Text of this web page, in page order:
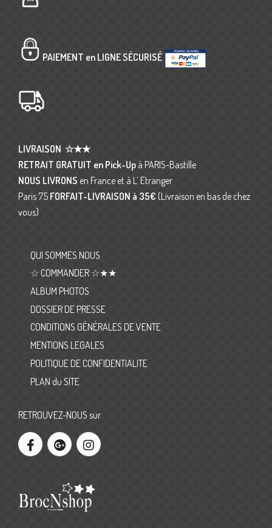
PAIEMENT en LIGNE SÉCURISÉ
LIVRAISON ☆★★
RETRAIT GRATUIT en Pick-Up à PARIS-Bastille
NOUS LIVRONS en France et à L’ Etranger
Paris 75 FORFAIT-LIVRAISON à 35€ (Livraison en bas de chez
vous)
QUI SOMMES NOUS
☆ COMMANDER ☆★★
ALBUM PHOTOS
DOSSIER DE PRESSE
CONDITIONS GÉNÉRALES DE VENTE
MENTIONS LEGALES
POLITIQUE DE CONFIDENTIALITE
PLAN du SITE
RETROUVEZ-NOUS sur